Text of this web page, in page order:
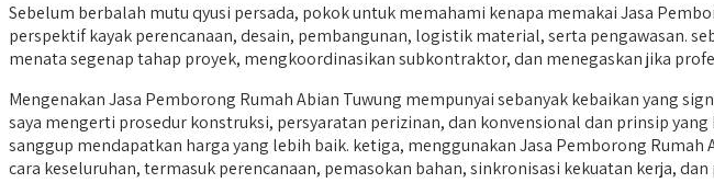
Sebelum berbalah mutu qyusi persada, pokok untuk memahami kenapa memakai Jasa
perspektif kayak perencanaan, desain, pembangunan, logistik material, serta pengawasan.
menata segenap tahap proyek, mengkoordinasikan subkontraktor, dan menegaskan jika
Mengenakan Jasa Pemborong Rumah Abian Tuwung mempunyai sebanyak kebaikan yang
saya mengerti prosedur konstruksi, persyaratan perizinan, dan konvensional dan prinsip
sanggup mendapatkan harga yang lebih baik. ketiga, menggunakan Jasa Pemborong
cara keseluruhan, termasuk perencanaan, pemasokan bahan, sinkronisasi kekuatan kerja, dan